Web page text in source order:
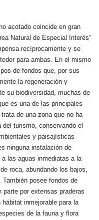
acotado coincide en gran
Natural de Especial Interés”
recíprocamente y se
para ambas. En el mismo
de fondos que, por sus
la regeneración y
su biodiversidad, muchas de
es una de las principales
de una zona que no ha
turismo, conservando el
y paisajísticas
ninguna instalación de
las aguas inmediatas a la
roca, abundando los bajos,
posee fondos de
por extensas praderas
hábitat inmejorable para la
de la fauna y flora